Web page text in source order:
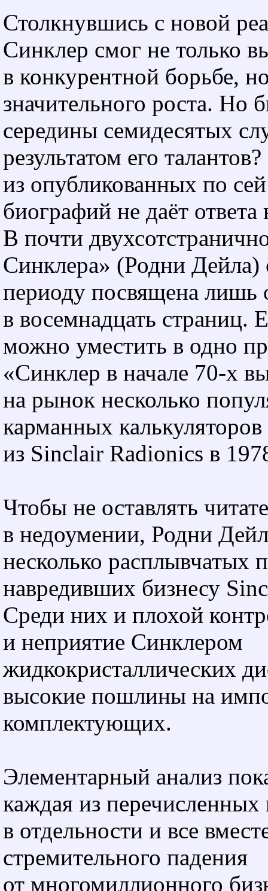
Столкнувшись с новой
Синклер смог не только
в конкурентной борьбе,
значительного роста. Но
середины семидесятых
результатом его
из опубликованных по
биографий не даёт ответа
В почти
Синклера» (Родни Дейла)
периоду посвящена лишь
в восемнадцать страниц.
можно уместить в одно
«Синклер в начале 70-х
на рынок несколько
карманных
из Sinclair Radionics в
Чтобы не оставлять
в недоумении, Родни
несколько расплывчатых
навредивших бизнесу
Среди них и плохой
и неприятие Синклером
жидкокристаллических
высокие пошлины на
комплектующих.
Элементарный анализ
каждая из
в отдельности и все
стремительного падения
от многомиллионного